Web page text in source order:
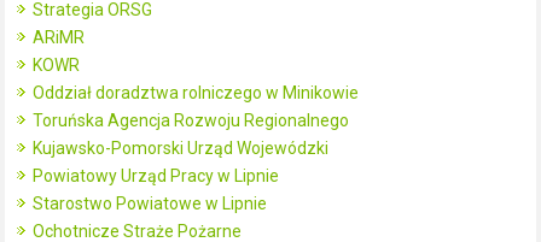
Strategia ORSG
ARiMR
KOWR
Oddział doradztwa rolniczego w Minikowie
Toruńska Agencja Rozwoju Regionalnego
Kujawsko-Pomorski Urząd Wojewódzki
Powiatowy Urząd Pracy w Lipnie
Starostwo Powiatowe w Lipnie
Ochotnicze Straże Pożarne